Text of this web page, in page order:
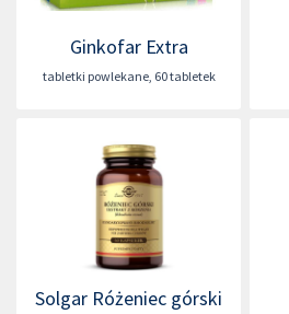
Ginkofar Extra
tabletki powlekane, 60 tabletek
Solgar Różeniec górski